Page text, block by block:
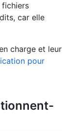
fichiers
car elle
charge et leur
pour